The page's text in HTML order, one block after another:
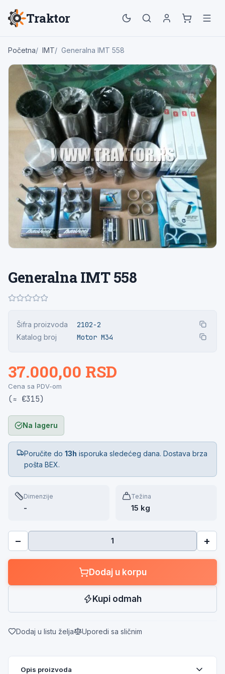
Traktor
Početna IMT Generalna IMT 558
Generalna IMT 558
Šifra proizvoda 2102-2
Katalog broj Motor M34
37.000,00 RSD
Cena sa PDV-om
(≈ €315)
Na lageru
Poručite do13h isporuka sledećeg dana. Dostava brza
pošta BEX.
Dimenzije
-
Težina
15 kg
− +
Dodaj u korpu
Kupi odmah
Dodaj u listu želja Uporedi sa sličnim
Opis proizvoda